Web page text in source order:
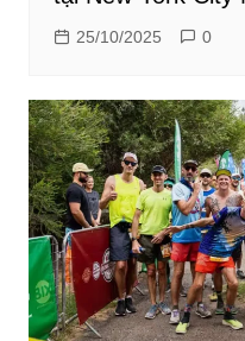
25/10/2025 0